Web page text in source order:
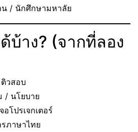
น / นักศึกษามหาลัย
บ้าง? (จากที่ลอง
วสอบ
/ นโยบาย
โปรเจกเตอร์
รภาษาไทย